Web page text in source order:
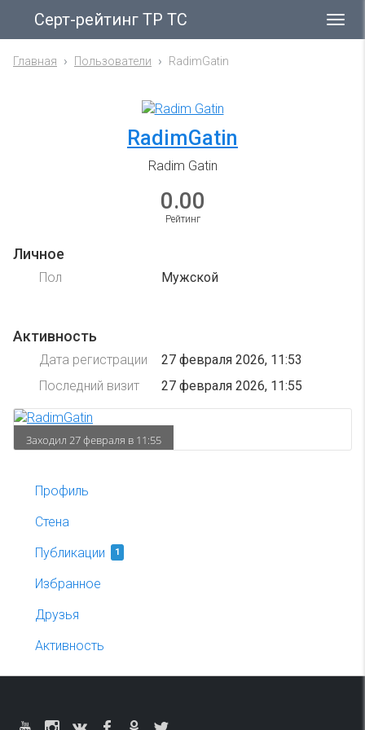
Серт-рейтинг ТР ТС
Главная Пользователи RadimGatin
RadimGatin
Radim Gatin
0.00
Рейтинг
Личное
Пол Мужской
Активность
Дата регистрации
27 февраля 2026, 11:53
Последний визит
27 февраля 2026, 11:55
Заходил 27 февраля в 11:55
Профиль
Стена
Публикации
1
Избранное
Друзья
Активность